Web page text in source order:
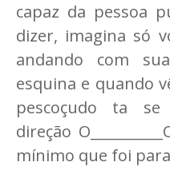
capaz da pessoa
dizer, imagina só
andando com
esquina e quando
pescoçudo ta
direção
mínimo que foi